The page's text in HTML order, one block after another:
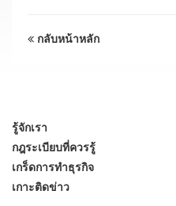
กลับหน้าหลัก
รู้จักเรา
กฎระเบียบที่ควรรู้
เกร็ดการทำธุรกิจ
เกาะติดข่าว